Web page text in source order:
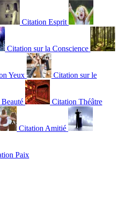
Citation Esprit
Citation sur la Conscience
Yeux Citation sur le
Citation Théâtre
Citation Amitié
Paix